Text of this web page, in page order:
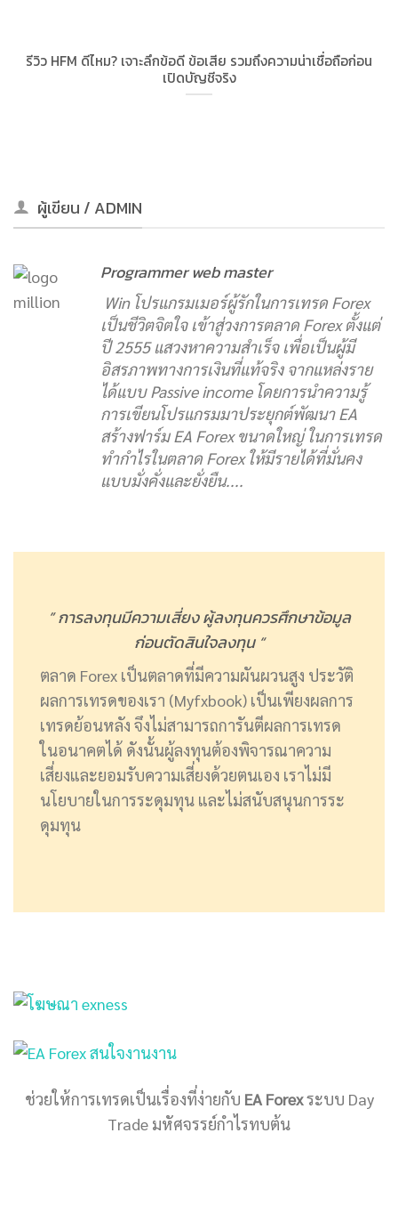
รีวิว HFM ดีไหม? เจาะลึกข้อดี ข้อเสีย รวมถึงความน่าเชื่อถือก่อน
เปิดบัญชีจริง
ผู้เขียน / ADMIN
Programmer web master
Win โปรแกรมเมอร์ผู้รักในการเทรด Forex
เป็นชีวิตจิตใจ เข้าสู่วงการตลาด Forex ตั้งแต่
ปี 2555 แสวงหาความสำเร็จ เพื่อเป็นผู้มี
อิสรภาพทางการเงินที่แท้จริง จากแหล่งราย
ได้แบบ Passive income โดยการนำความรู้
การเขียนโปรแกรมมาประยุกต์พัฒนา EA
สร้างฟาร์ม EA Forex ขนาดใหญ่ ในการเทรด
ทำกำไรในตลาด Forex ให้มีรายได้ที่มั่นคง
แบบมั่งคั่งและยั่งยืน....
” การลงทุนมีความเสี่ยง ผู้ลงทุนควรศึกษาข้อมูล
ก่อนตัดสินใจลงทุน “
ตลาด Forex เป็นตลาดที่มีความผันผวนสูง ประวัติ
ผลการเทรดของเรา (Myfxbook) เป็นเพียงผลการ
เทรดย้อนหลัง จึงไม่สามารถการันตีผลการเทรด
ในอนาคตได้ ดังนั้นผู้ลงทุนต้องพิจารณาความ
เสี่ยงและยอมรับความเสี่ยงด้วยตนเอง เราไม่มี
นโยบายในการระดุมทุน และไม่สนับสนุนการระ
ดุมทุน
ช่วยให้การเทรดเป็นเรื่องที่ง่ายกับ EA Forexระบบ Day
Trade มหัศจรรย์กำไรทบต้น